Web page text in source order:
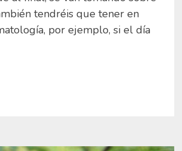
tendréis que tener en
por ejemplo, si el día